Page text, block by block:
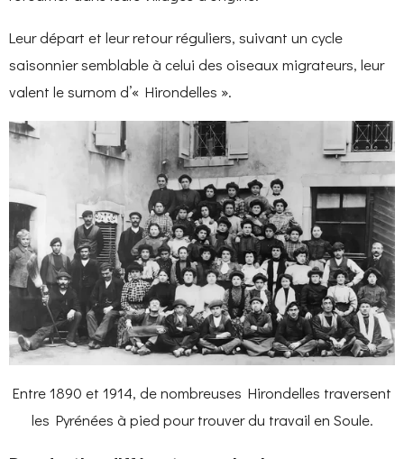
Leur départ et leur retour réguliers, suivant un cycle
saisonnier semblable à celui des oiseaux migrateurs, leur
valent le surnom d’« Hirondelles ».
Entre 1890 et 1914, de nombreuses Hirondelles traversent
les Pyrénées à pied pour trouver du travail en Soule.